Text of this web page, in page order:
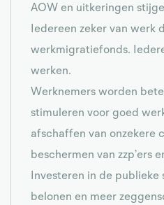
AOW en uitkeringen
Iedereen zeker van werk
werkmigratiefonds.
werken.
Werknemers worden
stimuleren voor goed
afschaffen van onzekere
beschermen van zzp’ers
Investeren in de
belonen en meer